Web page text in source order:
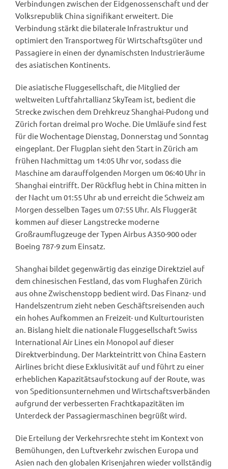
Verbindungen zwischen der Eidgenossenschaft und der
Volksrepublik China signifikant erweitert. Die
Verbindung stärkt die bilaterale Infrastruktur und
optimiert den Transportweg für Wirtschaftsgüter und
Passagiere in einen der dynamischsten Industrieräume
des asiatischen Kontinents.
Die asiatische Fluggesellschaft, die Mitglied der
weltweiten Luftfahrtallianz SkyTeam ist, bedient die
Strecke zwischen dem Drehkreuz Shanghai-Pudong und
Zürich fortan dreimal pro Woche. Die Umläufe sind fest
für die Wochentage Dienstag, Donnerstag und Sonntag
eingeplant. Der Flugplan sieht den Start in Zürich am
frühen Nachmittag um 14:05 Uhr vor, sodass die
Maschine am darauffolgenden Morgen um 06:40 Uhr in
Shanghai eintrifft. Der Rückflug hebt in China mitten in
der Nacht um 01:55 Uhr ab und erreicht die Schweiz am
Morgen desselben Tages um 07:55 Uhr. Als Fluggerät
kommen auf dieser Langstrecke moderne
Großraumflugzeuge der Typen Airbus A350-900 oder
Boeing 787-9 zum Einsatz.
Shanghai bildet gegenwärtig das einzige Direktziel auf
dem chinesischen Festland, das vom Flughafen Zürich
aus ohne Zwischenstopp bedient wird. Das Finanz- und
Handelszentrum zieht neben Geschäftsreisenden auch
ein hohes Aufkommen an Freizeit- und Kulturtouristen
an. Bislang hielt die nationale Fluggesellschaft Swiss
International Air Lines ein Monopol auf dieser
Direktverbindung. Der Markteintritt von China Eastern
Airlines bricht diese Exklusivität auf und führt zu einer
erheblichen Kapazitätsaufstockung auf der Route, was
von Speditionsunternehmen und Wirtschaftsverbänden
aufgrund der verbesserten Frachtkapazitäten im
Unterdeck der Passagiermaschinen begrüßt wird.
Die Erteilung der Verkehrsrechte steht im Kontext von
Bemühungen, den Luftverkehr zwischen Europa und
Asien nach den globalen Krisenjahren wieder vollständig